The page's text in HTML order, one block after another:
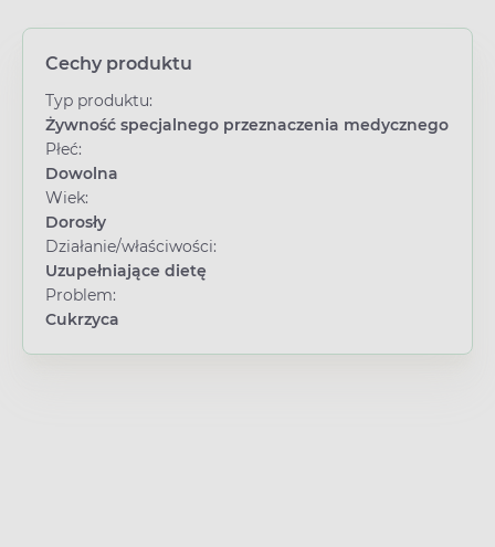
Cechy produktu
Typ produktu:
Żywność specjalnego przeznaczenia medycznego
Płeć:
Dowolna
Wiek:
Dorosły
Działanie/właściwości:
Uzupełniające dietę
Problem:
Cukrzyca